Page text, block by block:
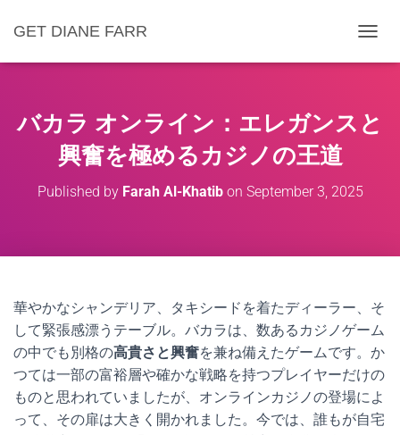
GET DIANE FARR
O
L
E
バカラ オンライン：エレガンスと
興奮を極めるカジノの王道
Published by Farah Al-Khatibon September 3, 2025
華やかなシャンデリア、タキシードを着たディーラー、そ
して緊張感漂うテーブル。バカラは、数あるカジノゲーム
の中でも別格の高貴さと興奮を兼ね備えたゲームです。か
つては一部の富裕層や確かな戦略を持つプレイヤーだけの
ものと思われていましたが、オンラインカジノの登場によ
って、その扉は大きく開かれました。今では、誰もが自宅